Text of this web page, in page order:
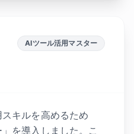
AIツール活用マスター
キルを高めるため
を導入しました。こ